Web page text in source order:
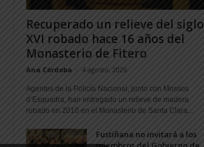
Recuperado un relieve del siglo
XVI robado hace 16 años del
Monasterio de Fitero
Ana Córdoba - 4 agosto, 2026
Agentes de la Policía Nacional, junto con Mossos
d’Esquadra, han entregado un relieve de madera
robado en 2010 en el Monasterio de Santa Clara...
Fustiñana no invitará a los